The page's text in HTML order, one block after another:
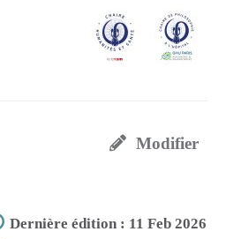
Modifier
Dernière édition : 11 Feb 2026